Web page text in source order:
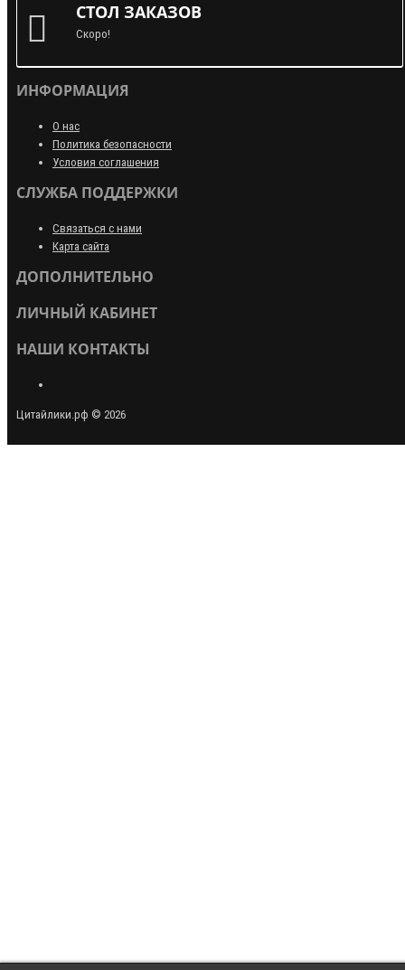
СТОЛ ЗАКАЗОВ
Скоро!
ИНФОРМАЦИЯ
О нас
Политика безопасности
Условия соглашения
СЛУЖБА ПОДДЕРЖКИ
Связаться с нами
Карта сайта
ДОПОЛНИТЕЛЬНО
ЛИЧНЫЙ КАБИНЕТ
НАШИ КОНТАКТЫ
Цитайлики.рф © 2026